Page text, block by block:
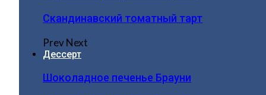
Скандинавский томатный тарт
PrevNext
Дессерт
Шоколадное печенье Брауни